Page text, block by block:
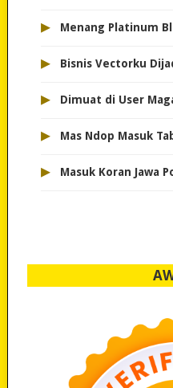
▸ Menang Platinum
▸ Bisnis Vectorku
▸ Dimuat di User
▸ Mas Ndop Masuk
▸ Masuk Koran Jawa